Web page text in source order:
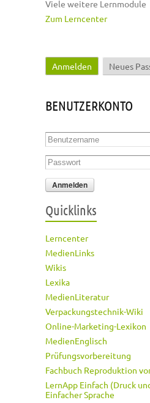
Viele weitere Lernmodule
Zum Lerncenter
Haupt-Reiter
Anmelden (aktiver
Neues
BENUTZERKONTO
Benutzername
Passwort
Quicklinks
Lerncenter
MedienLinks
Wikis
Lexika
MedienLiteratur
Verpackungstechnik-Wiki
Online-Marketing-Lexikon
MedienEnglisch
Prüfungsvorbereitung
Fachbuch Reproduktion
LernApp Einfach (Druck
Einfacher Sprache